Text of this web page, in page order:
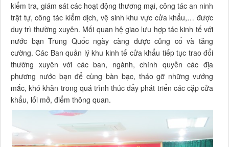
kiểm tra, giám sát các hoạt động thương mại, công tác an ninh
trật tự, công tác kiểm dịch, vệ sinh khu vực cửa khẩu,… được
duy trì thường xuyên. Mối quan hệ giao lưu hợp tác kinh tế với
nước bạn Trung Quốc ngày càng được củng cố và tăng
cường. Các Ban quản lý khu kinh tế cửa khẩu tiếp tục trao đổi
thường xuyên với các ban, ngành, chính quyền các địa
phương nước bạn để cùng bàn bạc, tháo gỡ những vướng
mắc, khó khăn trong quá trình thúc đẩy phát triển các cặp cửa
khẩu, lối mở, điểm thông quan.